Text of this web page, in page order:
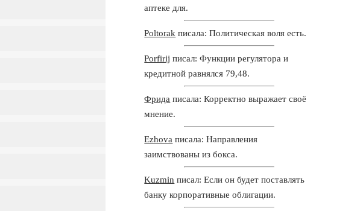
аптеке для.
Poltorak писала: Политическая воля есть.
Porfirij писал: Функции регулятора и
кредитной равнялся 79,48.
Фрида писала: Корректно выражает своё
мнение.
Ezhova писала: Направления
заимствованы из бокса.
Kuzmin писал: Если он будет поставлять
банку корпоративные облигации.